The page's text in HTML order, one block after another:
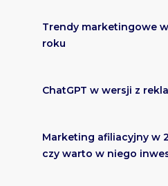
Trendy marketingowe
roku
ChatGPT w wersji z
Marketing afiliacyjny w
czy warto w niego